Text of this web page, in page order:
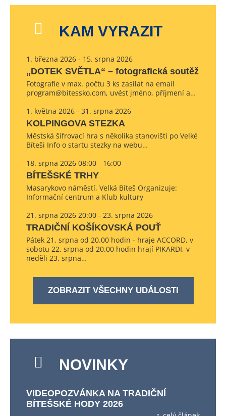
KAM VYRAZIT
1. března 2026 - 15. srpna 2026
„DOTEK SVĚTLA“ – fotografická soutěž
Fotografie v max. počtu 3 ks zasílat na email
program@bitessko.com, uvést jméno, příjmení a…
1. května 2026 - 31. srpna 2026
KOLPINGOVA STEZKA
Městská šifrovací hra s několika stanovišti po Velké
Bíteši Info o startu stezky na webu…
18. srpna 2026 08:00 - 16:00
BÍTEŠSKÉ TRHY
Masarykovo náměstí, Velká Bíteš Organizuje:
Informační centrum a Klub kultury
21. srpna 2026 20:00 - 23. srpna 2026
TRADIČNÍ KOŠÍKOVSKÁ POUŤ
Pátek 21. srpna od 20.00 hodin - hraje ACCORD, v
sobotu 22. srpna od 20.00 hodin hrají PIKARDI, v
neděli 23. srpna…
ZOBRAZIT VŠECHNY UDÁLOSTI
NOVINKY
VIDEOPOZVÁNKA NA TRADIČNÍ
BÍTEŠSKÉ HODY 2026